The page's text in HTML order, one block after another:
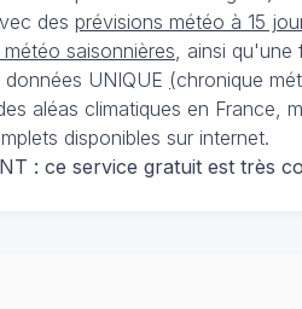
des prévisions météo à 15
saisonnières , ainsi
UNIQUE (chronique
aléas climatiques en France,
disponibles sur internet.
: ce service gratuit est très